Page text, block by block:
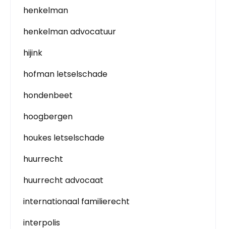
henkelman
henkelman advocatuur
hijink
hofman letselschade
hondenbeet
hoogbergen
houkes letselschade
huurrecht
huurrecht advocaat
internationaal familierecht
interpolis